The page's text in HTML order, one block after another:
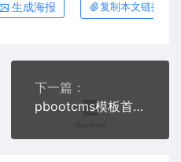
生成海报 复制本文链接
下一篇：
pbootcms模板首页指定调用栏目名称和链接